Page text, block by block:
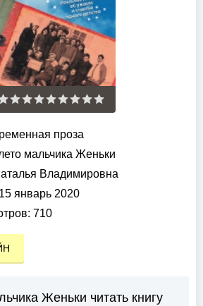
проза
мальчика Женьки
Владимировна
15 январь 2020
710
Женьки читать книгу